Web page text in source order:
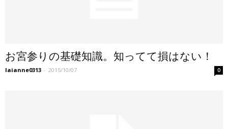
お宮参りの基礎知識。知ってて損はない！
laianne0313 - 2015/10/07 0